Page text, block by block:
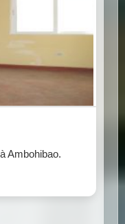
Ambohibao.